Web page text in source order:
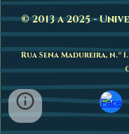
© 2013 a 2025 -
Rua Sena Madureira, n.º